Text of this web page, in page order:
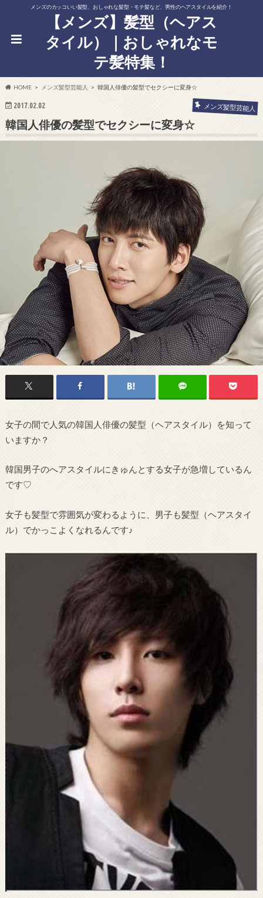
メンズのカッコいい髪型、おしゃれな髪型・モテ髪など、男性のヘアスタイルを紹介！
【メンズ】髪型（ヘアス
タイル）｜おしゃれなモ
テ髪特集！
HOME メンズ髪型芸能人 韓国人俳優の髪型でセクシーに変身☆
2017.02.02 メンズ髪型芸能人
韓国人俳優の髪型でセクシーに変身☆
女子の間で人気の韓国人俳優の髪型（ヘアスタイル）を知って
いますか？
韓国男子のへアスタイルにきゅんとする女子が急増しているん
です♡
女子も髪型で雰囲気が変わるように、男子も髪型（ヘアスタイ
ル）でかっこよくなれるんです♪